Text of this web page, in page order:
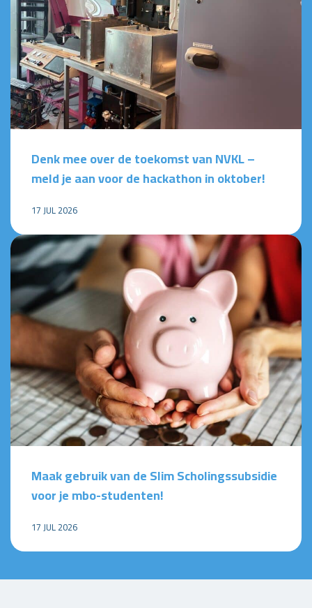
Denk mee over de toekomst van NVKL –
meld je aan voor de hackathon in oktober!
17 JUL 2026
Maak gebruik van de Slim Scholingssubsidie
voor je mbo-studenten!
17 JUL 2026